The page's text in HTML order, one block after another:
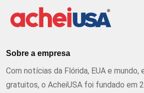
Sobre a empresa
Com notícias da Flórida, EUA e mundo,
gratuitos, o AcheiUSA foi fundado em